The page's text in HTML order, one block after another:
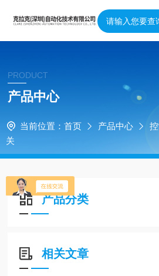
PRODUCT
产品中心
当前位置： 首页 产品中心
关
产品分类
相关文章